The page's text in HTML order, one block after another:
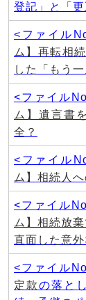
登記」と「更
<ファイル
ム】再転相
した「もう
<ファイル
ム】遺言書
全？
<ファイル
ム】相続人
<ファイル
ム】相続放
直面した意
<ファイル
定款の落と